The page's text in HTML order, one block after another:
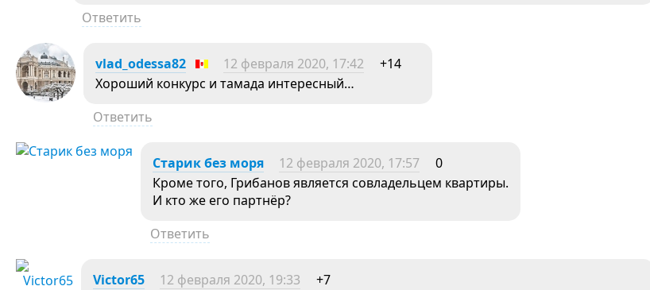
Ответить
vlad_odessa82 12 февраля 2020, 17:42
+14
Хороший конкурс и тамада интересный…
Ответить
Старик без моря 12 февраля 2020, 17:57
0
Кроме того, Грибанов является совладельцем квартиры.
И кто же его партнёр?
Ответить
Victor65 12 февраля 2020, 19:33
+7